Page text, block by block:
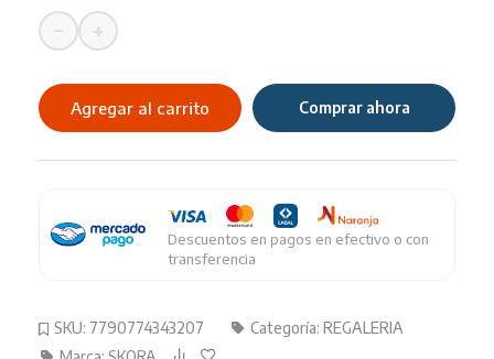
−
Diario
SKORA
DIAM/UNIC
+
Agregar al carrito Comprar ahora
SKU: 7790774343207 Categoría: REGALERIA
Descuentos en pagos en efectivo o con
transferencia